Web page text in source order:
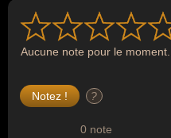
Aucune note pour le moment...
?
0 note